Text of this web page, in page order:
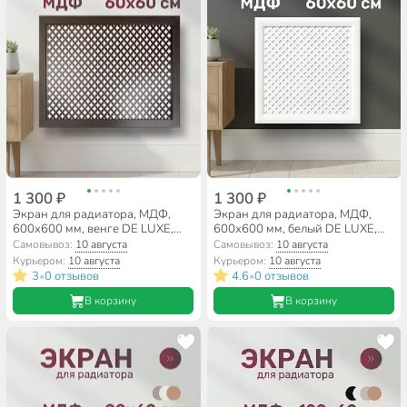
1 300 ₽
Экран для радиатора, МДФ,
600х600 мм, венге DE LUXE,
Готико, Стильный Дом
Самовывоз: 10 августа
Курьером: 10 августа
3•0 отзывов
В корзину
1 300 ₽
Экран для радиатора, МДФ,
600х600 мм, белый DE LUXE,
Готико, Стильный Дом
Самовывоз: 10 августа
Курьером: 10 августа
4.6•0 отзывов
В корзину